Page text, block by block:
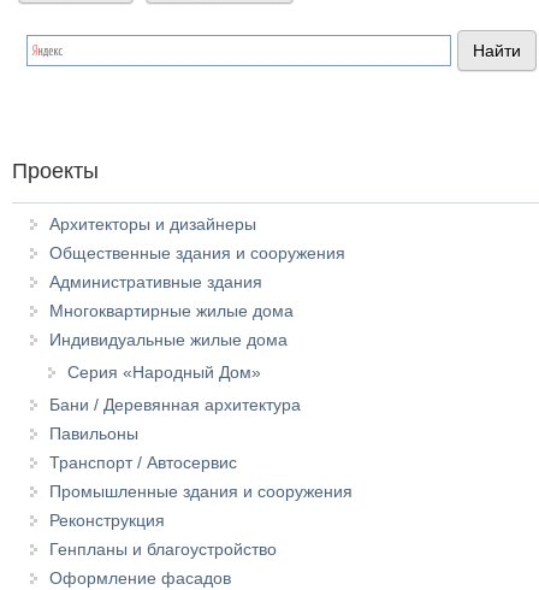
Проекты
Архитекторы и дизайнеры
Общественные здания и сооружения
Административные здания
Многоквартирные жилые дома
Индивидуальные жилые дома
Серия «Народный Дом»
Бани / Деревянная архитектура
Павильоны
Транспорт / Автосервис
Промышленные здания и сооружения
Реконструкция
Генпланы и благоустройство
Оформление фасадов